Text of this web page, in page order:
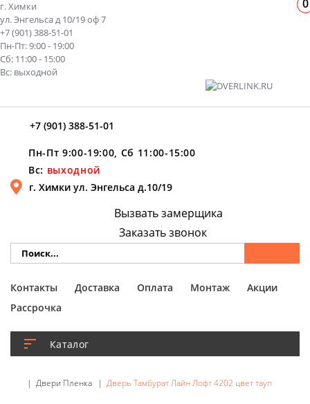
г. Химки
ул. Энгельса д 10/19 оф 7
+7 (901) 388-51-01
Пн-Пт: 9:00 - 19:00
Сб: 11:00 - 15:00
Вс: выходной
+7 (901) 388-51-01
Пн-Пт 9:00-19:00, Сб 11:00-15:00
Вс: выходной
г. Химки ул. Энгельса д.10/19
Каталог
Вызвать замерщика
Заказать звонок
Контакты Доставка Оплата Монтаж
Акции
Рассрочка
Двери Пленка Дверь Тамбурат Лайн Лофт 4202 цвет тауп
0